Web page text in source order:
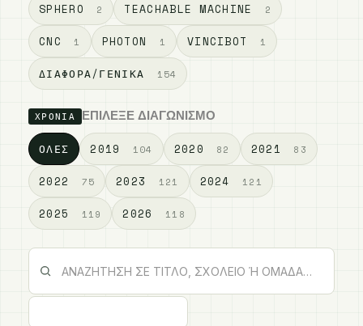
SPHERO 2 TEACHABLE MACHINE 2
CNC 1 PHOTON 1 VINCIBOT 1
ΔΙΆΦΟΡΑ/ΓΕΝΙΚΆ 154
ΧΡΟΝΙΆ ΕΠΊΛΕΞΕ ΔΙΑΓΩΝΙΣΜΌ
ΌΛΕΣ 2019 104 2020 82 2021 83
2022 75 2023 121 2024 121
2025 119 2026 118